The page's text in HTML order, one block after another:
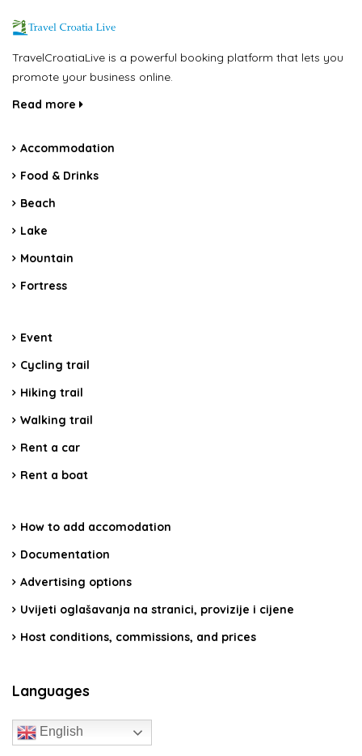
TravelCroatiaLive is a powerful booking platform that lets you
promote your business online.
Read more
Accommodation
Food & Drinks
Beach
Lake
Mountain
Fortress
Event
Cycling trail
Hiking trail
Walking trail
Rent a car
Rent a boat
How to add accomodation
Documentation
Advertising options
Uvijeti oglašavanja na stranici, provizije i cijene
Host conditions, commissions, and prices
Languages
English